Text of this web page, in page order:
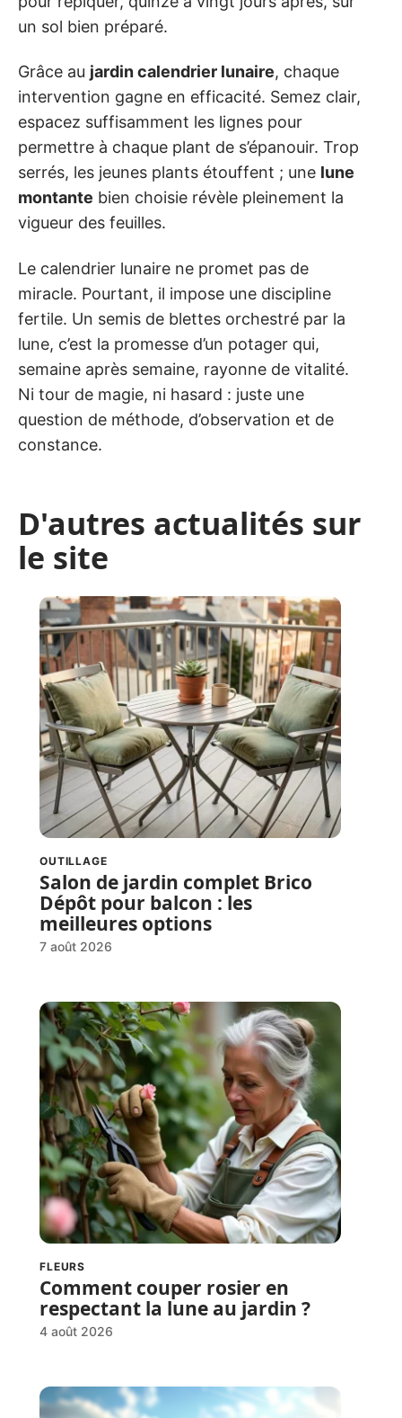
un sol bien préparé.
Grâce au jardin calendrier lunaire, chaque
intervention gagne en efficacité. Semez clair,
espacez suffisamment les lignes pour
permettre à chaque plant de s’épanouir. Trop
serrés, les jeunes plants étouffent ; une lune
montante bien choisie révèle pleinement la
vigueur des feuilles.
Le calendrier lunaire ne promet pas de
miracle. Pourtant, il impose une discipline
fertile. Un semis de blettes orchestré par la
lune, c’est la promesse d’un potager qui,
semaine après semaine, rayonne de vitalité.
Ni tour de magie, ni hasard : juste une
question de méthode, d’observation et de
constance.
D'autres actualités sur
le site
OUTILLAGE
Salon de jardin complet Brico
Dépôt pour balcon : les
meilleures options
7 août 2026
FLEURS
Comment couper rosier en
respectant la lune au jardin ?
4 août 2026